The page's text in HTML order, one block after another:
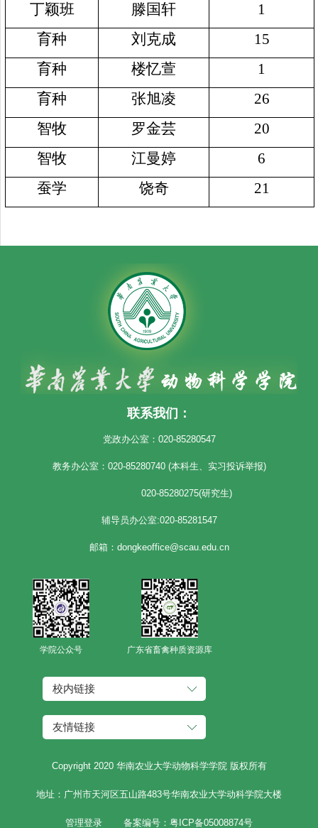
丁颖班
滕国轩
1
育种
刘克成
15
育种
楼忆萱
1
育种
张旭凌
26
智牧
罗金芸
20
智牧
江曼婷
6
蚕学
饶奇 21
联系我们：
党政办公室：020-85280547
教务办公室：020-85280740 (本科生、实习投诉举报)
020-85280275(研究生)
辅导员办公室:020-85281547
邮箱：dongkeoffice@scau.edu.cn
学院公众号 广东省畜禽种质资源库
校内链接
友情链接
Copyright 2020 华南农业大学动物科学学院 版权所有
地址：广州市天河区五山路483号华南农业大学动科学院大楼
管理登录 备案编号：粤ICP备05008874号